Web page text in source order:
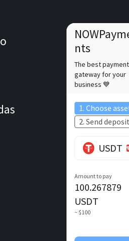
nts
The best payment
gateway for your
business 💙
1. Choose
2. Send deposit
USDT
Amount to pay
100.267879
USDT
~ $100